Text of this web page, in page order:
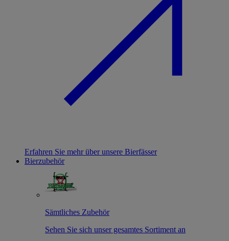
Erfahren Sie mehr über unsere Bierfässer
Bierzubehör
Sämtliches Zubehör
Sehen Sie sich unser gesamtes Sortiment an